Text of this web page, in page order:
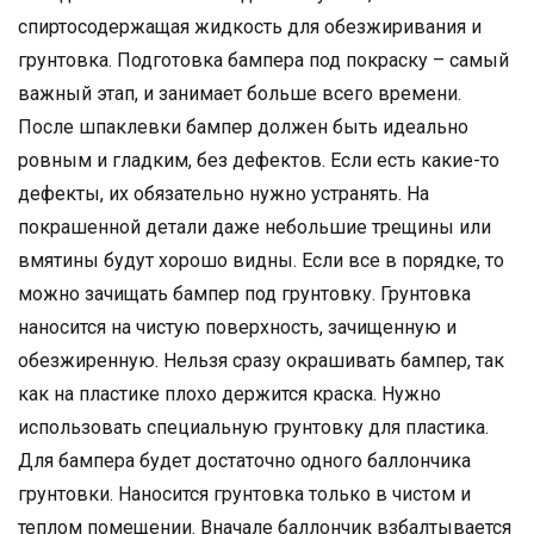
спиртосодержащая жидкость для обезжиривания и
грунтовка. Подготовка бампера под покраску – самый
важный этап, и занимает больше всего времени.
После шпаклевки бампер должен быть идеально
ровным и гладким, без дефектов. Если есть какие-то
дефекты, их обязательно нужно устранять. На
покрашенной детали даже небольшие трещины или
вмятины будут хорошо видны. Если все в порядке, то
можно зачищать бампер под грунтовку. Грунтовка
наносится на чистую поверхность, зачищенную и
обезжиренную. Нельзя сразу окрашивать бампер, так
как на пластике плохо держится краска. Нужно
использовать специальную грунтовку для пластика.
Для бампера будет достаточно одного баллончика
грунтовки. Наносится грунтовка только в чистом и
теплом помещении. Вначале баллончик взбалтывается